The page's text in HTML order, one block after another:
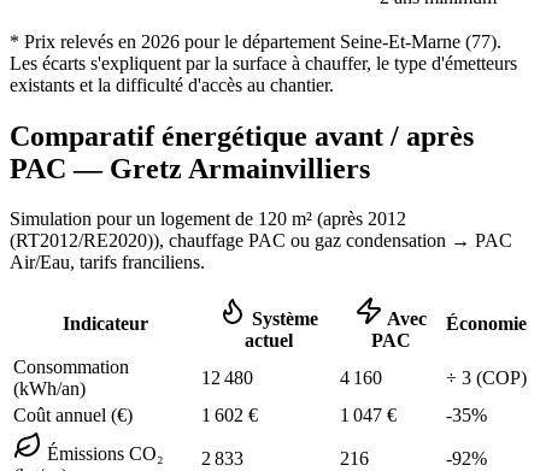
* Prix relevés en 2026 pour le département Seine-Et-Marne (77).
Les écarts s'expliquent par la surface à chauffer, le type d'émetteurs
existants et la difficulté d'accès au chantier.
Comparatif énergétique avant / après
PAC — Gretz Armainvilliers
Simulation pour un logement de 120 m² (après 2012
(RT2012/RE2020)), chauffage PAC ou gaz condensation → PAC
Air/Eau, tarifs franciliens.
Indicateur
Système
actuel
Avec
PAC
Économie
Consommation
(kWh/an)
12 480 4 160 ÷ 3 (COP)
Coût annuel (€)
1 602 € 1 047 € -35%
Émissions CO₂
2 833 216 -92%